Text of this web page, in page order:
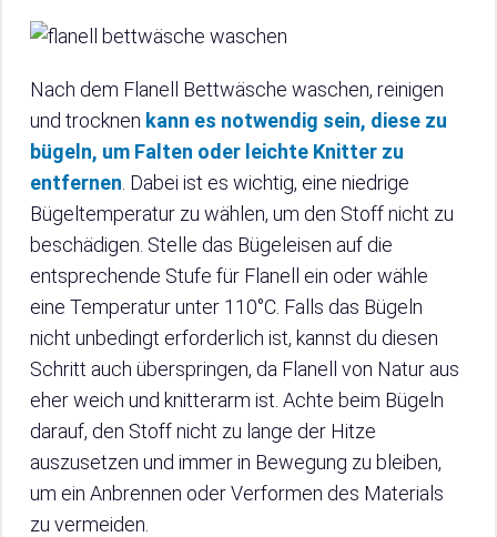
Nach dem Flanell Bettwäsche waschen, reinigen
und trocknen kann es notwendig sein, diese zu
bügeln, um Falten oder leichte Knitter zu
entfernen . Dabei ist es wichtig, eine niedrige
Bügeltemperatur zu wählen, um den Stoff nicht zu
beschädigen. Stelle das Bügeleisen auf die
entsprechende Stufe für Flanell ein oder wähle
eine Temperatur unter 110°C. Falls das Bügeln
nicht unbedingt erforderlich ist, kannst du diesen
Schritt auch überspringen, da Flanell von Natur aus
eher weich und knitterarm ist. Achte beim Bügeln
darauf, den Stoff nicht zu lange der Hitze
auszusetzen und immer in Bewegung zu bleiben,
um ein Anbrennen oder Verformen des Materials
zu vermeiden.